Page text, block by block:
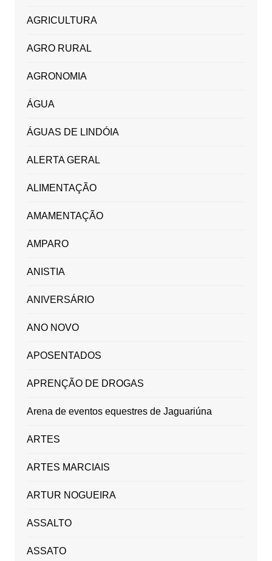
AGRICULTURA
AGRO RURAL
AGRONOMIA
ÁGUA
ÁGUAS DE LINDÓIA
ALERTA GERAL
ALIMENTAÇÃO
AMAMENTAÇÃO
AMPARO
ANISTIA
ANIVERSÁRIO
ANO NOVO
APOSENTADOS
APRENÇÃO DE DROGAS
Arena de eventos equestres de Jaguariúna
ARTES
ARTES MARCIAIS
ARTUR NOGUEIRA
ASSALTO
ASSATO